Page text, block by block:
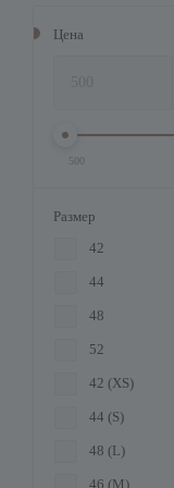
Цена
500
Размер
42
44
48
52
42 (XS)
44 (S)
48 (L)
46 (M)